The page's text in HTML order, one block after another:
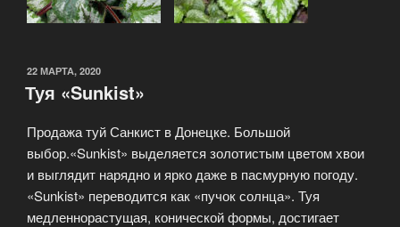
ОПУБЛИКОВАНО
22 МАРТА, 2020
Туя «Sunkist»
Продажа туй Санкист в Донецке. Большой
выбор.«Sunkist» выделяется золотистым цветом хвои
и выглядит нарядно и ярко даже в пасмурную погоду.
«Sunkist» переводится как «пучок солнца». Туя
медленнорастущая, конической формы, достигает